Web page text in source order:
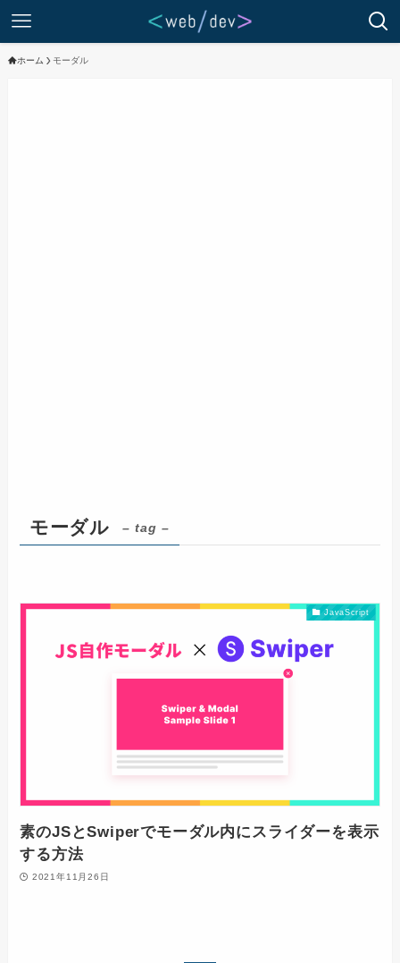
ホーム モーダル
モーダル – tag –
JavaScript
素のJSとSwiperでモーダル内にスライダーを表示
する方法
2021年11月26日